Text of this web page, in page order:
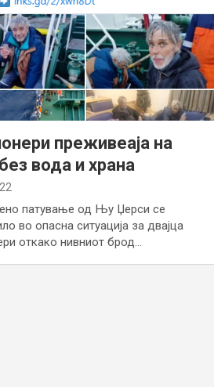
преживеаја на
вода и храна
патување од Њу Џерси се
во опасна ситуација за двајца
откако нивниот брод…